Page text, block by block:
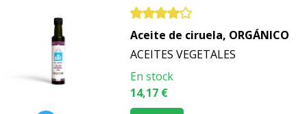
Aceite de ciruela, ORGÁNICO
ACEITES VEGETALES
En stock
14,17 €